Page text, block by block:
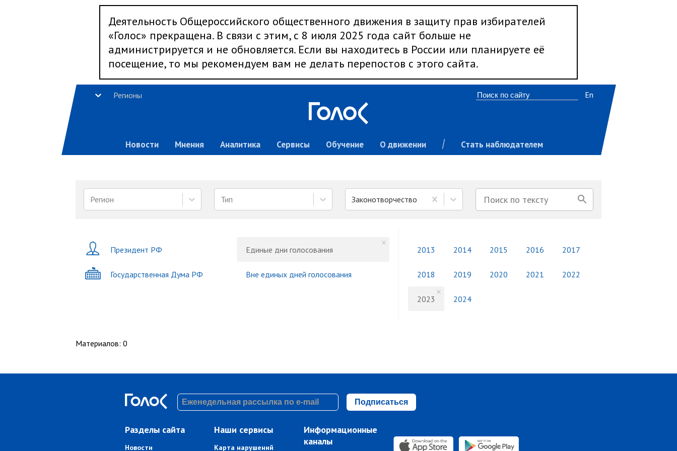
Деятельность Общероссийского общественного движения в защиту прав избирателей
«Голос» прекращена. В связи с этим, с 8 июля 2025 года сайт больше не
администрируется и не обновляется. Если вы находитесь в России или планируете её
посещение, то мы рекомендуем вам не делать перепостов с этого сайта.
Регионы
Новости Мнения Аналитика Сервисы Обучение О движении Стать наблюдателем
En
Регион Тип Законотворчество
Президент РФ
Государственная Дума РФ
Единые дни голосования
Вне единых дней голосования
2013 2014 2015 2016 2017
2018 2019 2020 2021 2022
2023 2024
Материалов: 0
Подписаться
Разделы сайта
Новости
Наши сервисы
Карта нарушений
Информационные
каналы